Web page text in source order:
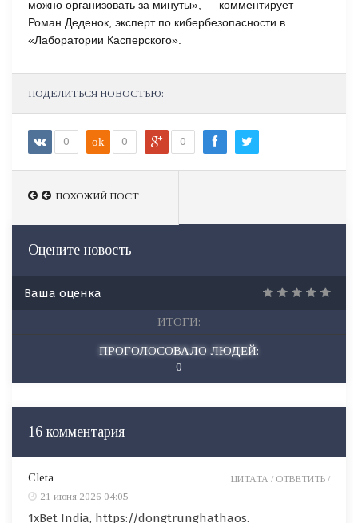
можно организовать за минуты», — комментирует
Роман Деденок, эксперт по кибербезопасности в
«Лаборатории Касперского».
ПОДЕЛИТЬСЯ НОВОСТЬЮ:
0 ok 0 0
ПОХОЖИЙ ПОСТ
ПОХОЖИЙ ПОСТ
Оцените новость
Ваша оценка
ИТОГИ:
ПРОГОЛОСОВАЛО ЛЮДЕЙ:
0
16 комментария
Cleta
21 июня 2026 04:05
1xBet India, https://dongtrunghathaos.
ЦИТАТА / ОТВЕТИТЬ /